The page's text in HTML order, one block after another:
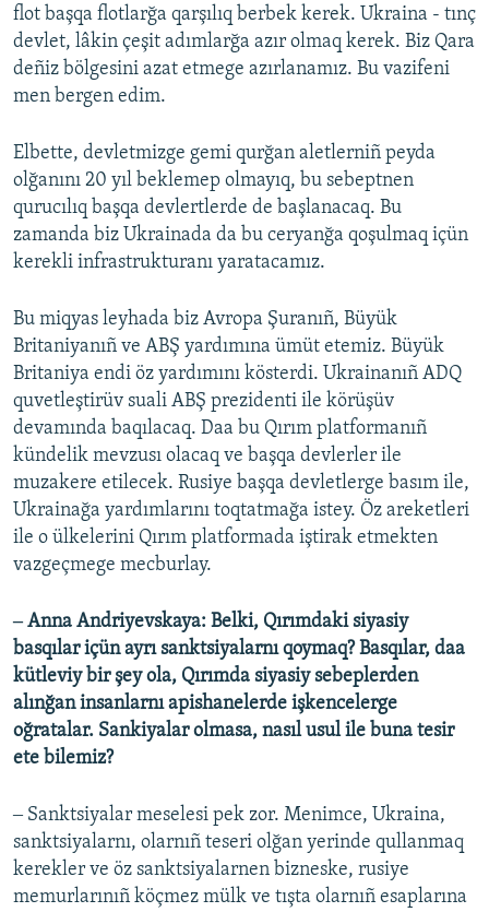
flot başqa flotlarğa qarşılıq berbek kerek. Ukraina - tınç
devlet, lâkin çeşit adımlarğa azır olmaq kerek. Biz Qara
deñiz bölgesini azat etmege azırlanamız. Bu vazifeni
men bergen edim.
Elbette, devletmizge gemi qurğan aletlerniñ peyda
olğanını 20 yıl beklemep olmayıq, bu sebeptnen
qurucılıq başqa devlertlerde de başlanacaq. Bu
zamanda biz Ukrainada da bu ceryanğa qoşulmaq içün
kerekli infrastrukturanı yaratacamız.
Bu miqyas leyhada biz Avropa Şuranıñ, Büyük
Britaniyanıñ ve ABŞ yardımına ümüt etemiz. Büyük
Britaniya endi öz yardımını kösterdi. Ukrainanıñ ADQ
quvetleştirüv suali ABŞ prezidenti ile körüşüv
devamında baqılacaq. Daa bu Qırım platformanıñ
kündelik mevzusı olacaq ve başqa devlerler ile
muzakere etilecek. Rusiye başqa devletlerge basım ile,
Ukrainağa yardımlarını toqtatmağa istey. Öz areketleri
ile o ülkelerini Qırım platformada iştirak etmekten
vazgeçmege mecburlay.
‒ Anna Andriyevskaya: Belki, Qırımdaki siyasiy
basqılar içün ayrı sanktsiyalarnı qoymaq? Basqılar, daa
kütleviy bir şey ola, Qırımda siyasiy sebeplerden
alınğan insanlarnı apishanelerde işkencelerge
oğratalar. Sankiyalar olmasa, nasıl usul ile buna tesir
ete bilemiz?
‒ Sanktsiyalar meselesi pek zor. Menimce, Ukraina,
sanktsiyalarnı, olarnıñ teseri olğan yerinde qullanmaq
kerekler ve öz sanktsiyalarnen bizneske, rusiye
memurlarınıñ köçmez mülk ve tışta olarnıñ esaplarına